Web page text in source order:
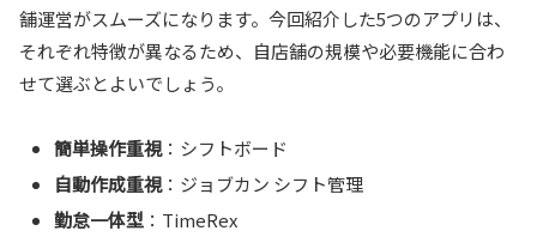
舗運営がスムーズになります。今回紹介した5つのアプリは、
それぞれ特徴が異なるため、自店舗の規模や必要機能に合わ
せて選ぶとよいでしょう。
簡単操作重視：シフトボード
自動作成重視：ジョブカン シフト管理
勤怠一体型 ：TimeRex